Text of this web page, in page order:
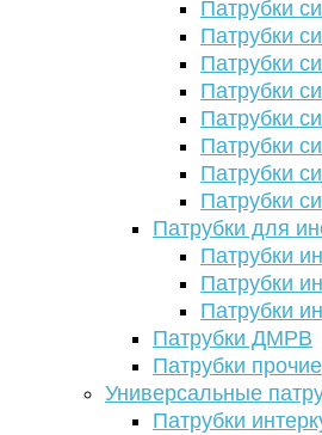
Патрубки
Патрубки
Патрубки
Патрубки
Патрубки
Патрубки
Патрубки
Патрубки
Патрубки для
Патрубки
Патрубки
Патрубки
Патрубки ДМРВ
Патрубки прочие
Универсальные
Патрубки